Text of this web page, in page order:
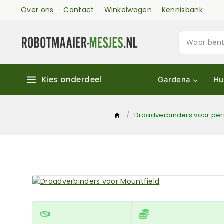
Over ons Contact Winkelwagen Kennisbank
Kies onderdeel Gardena
/ Draadverbinders voor